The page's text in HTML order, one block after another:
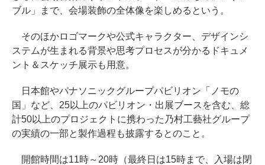
ブル」まで、会場装飾の全体像を楽しめるという。
そのほかロゴマークや公式キャラクター、デザインシ
ステムが生まれる背景や思考プロセスが分かるドキュメ
ント＆スケッチ展示も用意。
日本館やパナソニックグループパビリオン「ノモの
国」など、25以上のパビリオン・出展ブースを含む、総
計50以上のプロジェクトに携わった乃村工藝社グループ
の実績の一部と製作過程も披露するとのこと。
開館時間は11時～20時（最終日は15時まで、入場は閉